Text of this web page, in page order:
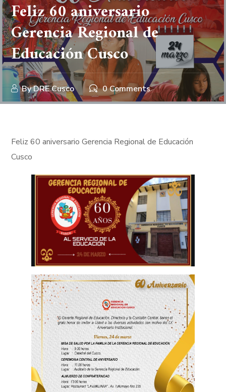
Feliz 60 aniversario
Gerencia Regional de
Educación Cusco
ByDRE Cusco 0 Comments
Feliz 60 aniversario Gerencia Regional de Educación
Cusco